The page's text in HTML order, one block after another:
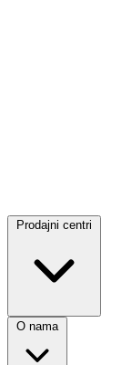
Prodajni centri
O nama